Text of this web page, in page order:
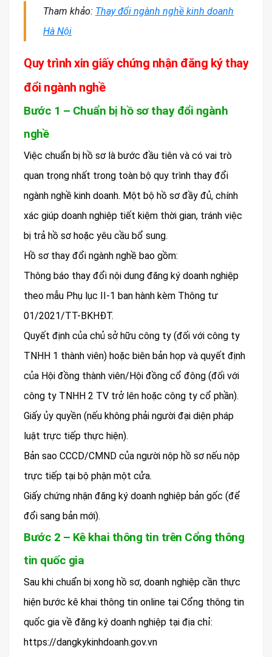
Tham khảo: Thay đổi ngành nghề kinh doanh
Hà Nội
Quy trình xin giấy chứng nhận đăng ký thay
đổi ngành nghề
Bước 1 – Chuẩn bị hồ sơ thay đổi ngành
nghề
Việc chuẩn bị hồ sơ là bước đầu tiên và có vai trò
quan trọng nhất trong toàn bộ quy trình thay đổi
ngành nghề kinh doanh. Một bộ hồ sơ đầy đủ, chính
xác giúp doanh nghiệp tiết kiệm thời gian, tránh việc
bị trả hồ sơ hoặc yêu cầu bổ sung.
Hồ sơ thay đổi ngành nghề bao gồm:
Thông báo thay đổi nội dung đăng ký doanh nghiệp
theo mẫu Phụ lục II-1 ban hành kèm Thông tư
01/2021/TT-BKHĐT.
Quyết định của chủ sở hữu công ty (đối với công ty
TNHH 1 thành viên) hoặc biên bản họp và quyết định
của Hội đồng thành viên/Hội đồng cổ đông (đối với
công ty TNHH 2 TV trở lên hoặc công ty cổ phần).
Giấy ủy quyền (nếu không phải người đại diện pháp
luật trực tiếp thực hiện).
Bản sao CCCD/CMND của người nộp hồ sơ nếu nộp
trực tiếp tại bộ phận một cửa.
Giấy chứng nhận đăng ký doanh nghiệp bản gốc (để
đổi sang bản mới).
Bước 2 – Kê khai thông tin trên Cổng thông
tin quốc gia
Sau khi chuẩn bị xong hồ sơ, doanh nghiệp cần thực
hiện bước kê khai thông tin online tại Cổng thông tin
quốc gia về đăng ký doanh nghiệp tại địa chỉ:
https://dangkykinhdoanh.gov.vn